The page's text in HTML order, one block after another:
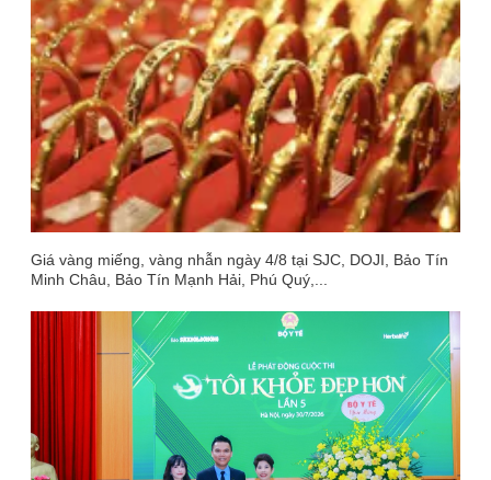
Giá vàng miếng, vàng nhẫn ngày 4/8 tại SJC, DOJI, Bảo Tín
Minh Châu, Bảo Tín Mạnh Hải, Phú Quý,...